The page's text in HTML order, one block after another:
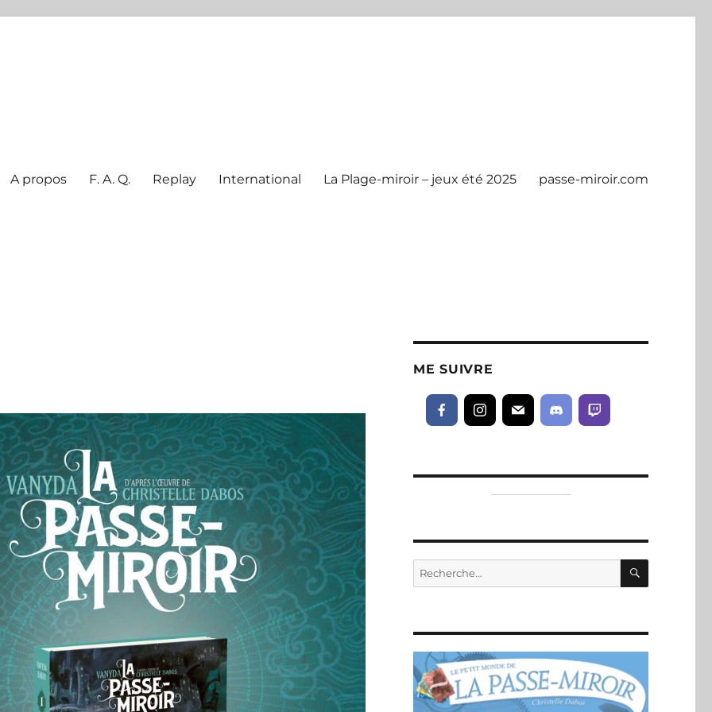
A propos F. A. Q. Replay International La Plage-miroir – jeux été 2025 passe-miroir.com
ME SUIVRE
Recherche
pour :